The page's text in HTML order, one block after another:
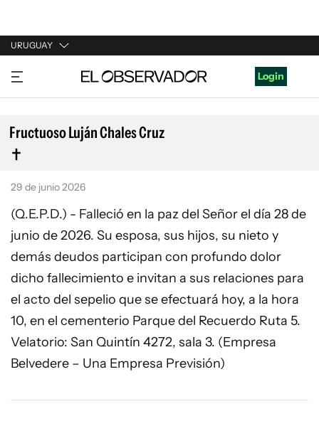
URUGUAY
URUGUAY
ARGENTINA
ESPAÑA
ESTADOS UNIDOS
Login
Fructuoso Luján Chales Cruz
29 de junio 2026
(Q.E.P.D.) - Falleció en la paz del Señor el día 28 de
junio de 2026. Su esposa, sus hijos, su nieto y
demás deudos participan con profundo dolor
dicho fallecimiento e invitan a sus relaciones para
el acto del sepelio que se efectuará hoy, a la hora
10, en el cementerio Parque del Recuerdo Ruta 5.
Velatorio: San Quintín 4272, sala 3. (Empresa
Belvedere – Una Empresa Previsión)